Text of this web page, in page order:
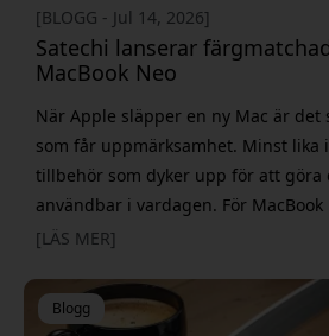
[BLOGG - Jul 14, 2026]
Satechi lanserar
MacBook Neo
När Apple släpper en ny Mac är det
som får uppmärksamhet. Minst lika
tillbehör som dyker upp för att göra
användbar i vardagen. För
vad Satechi nu gör med en serie
inte bara om fler portar eller en ny
också valt att lansera tillbeh&o
[LÄS MER]
Blogg